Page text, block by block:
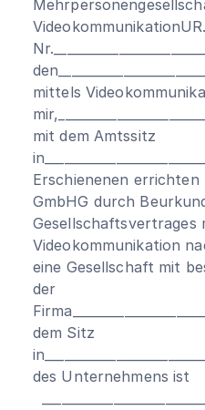
VideokommunikationUR.
mittels
mit dem Amtssitz
Erschienenen
GmbHG durch
Gesellschaftsvertrages
Videokommunikation
eine Gesellschaft mit
der
dem Sitz
des Unternehmens ist